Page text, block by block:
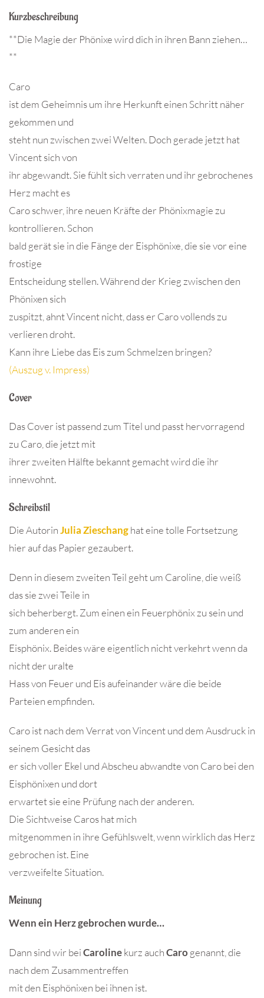
Kurzbeschreibung
**Die Magie der Phönixe wird dich in ihren Bann ziehen…
**
Caro
ist dem Geheimnis um ihre Herkunft einen Schritt näher
gekommen und
steht nun zwischen zwei Welten. Doch gerade jetzt hat
Vincent sich von
ihr abgewandt. Sie fühlt sich verraten und ihr gebrochenes
Herz macht es
Caro schwer, ihre neuen Kräfte der Phönixmagie zu
kontrollieren. Schon
bald gerät sie in die Fänge der Eisphönixe, die sie vor eine
frostige
Entscheidung stellen. Während der Krieg zwischen den
Phönixen sich
zuspitzt, ahnt Vincent nicht, dass er Caro vollends zu
verlieren droht.
Kann ihre Liebe das Eis zum Schmelzen bringen?
(Auszug v. Impress)
Cover
Das Cover ist passend zum Titel und passt hervorragend
zu Caro, die jetzt mit
ihrer zweiten Hälfte bekannt gemacht wird die ihr
innewohnt.
Schreibstil
Die AutorinJulia Zieschanghat eine tolle Fortsetzung
hier auf das Papier gezaubert.
Denn in diesem zweiten Teil geht um Caroline, die weiß
das sie zwei Teile in
sich beherbergt. Zum einen ein Feuerphönix zu sein und
zum anderen ein
Eisphönix. Beides wäre eigentlich nicht verkehrt wenn da
nicht der uralte
Hass von Feuer und Eis aufeinander wäre die beide
Parteien empfinden.
Caro ist nach dem Verrat von Vincent und dem Ausdruck in
seinem Gesicht das
er sich voller Ekel und Abscheu abwandte von Caro bei den
Eisphönixen und dort
erwartet sie eine Prüfung nach der anderen.
Die Sichtweise Caros hat mich
mitgenommen in ihre Gefühlswelt, wenn wirklich das Herz
gebrochen ist. Eine
verzweifelte Situation.
Meinung
Wenn ein Herz gebrochen wurde…
Dann sind wir beiCarolinekurz auchCaro genannt, die
nach dem Zusammentreffen
mit den Eisphönixen bei ihnen ist.